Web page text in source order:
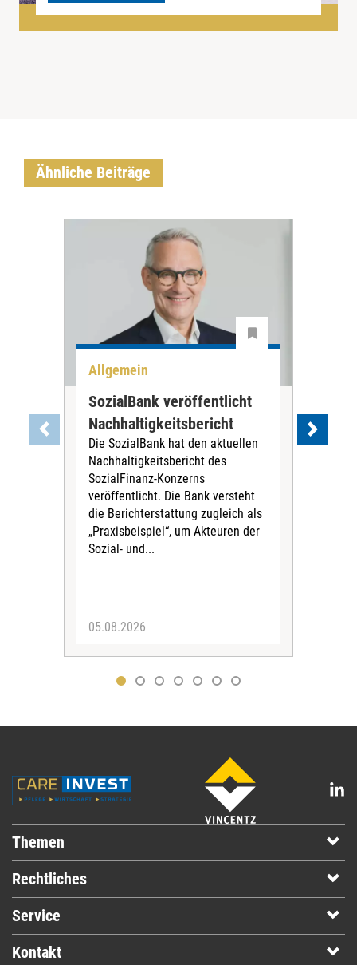
Ähnliche Beiträge
Allgemein
SozialBank veröffentlicht
Nachhaltigkeitsbericht
Die SozialBank hat den aktuellen
Nachhaltigkeitsbericht des
SozialFinanz-Konzerns
veröffentlicht. Die Bank versteht
die Berichterstattung zugleich als
„Praxisbeispiel“, um Akteuren der
Sozial- und...
05.08.2026
Themen
Rechtliches
Service
Kontakt